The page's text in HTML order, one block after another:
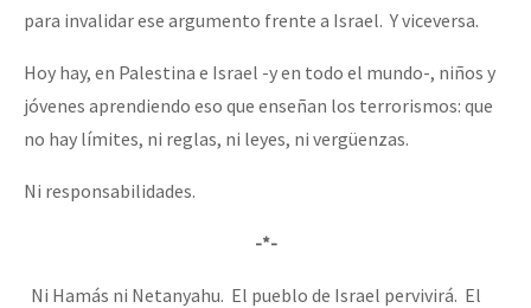
para invalidar ese argumento frente a Israel. Y viceversa.
Hoy hay, en Palestina e Israel -y en todo el mundo-, niños y
jóvenes aprendiendo eso que enseñan los terrorismos: que
no hay límites, ni reglas, ni leyes, ni vergüenzas.
Ni responsabilidades.
-*-
Ni Hamás ni Netanyahu. El pueblo de Israel pervivirá. El